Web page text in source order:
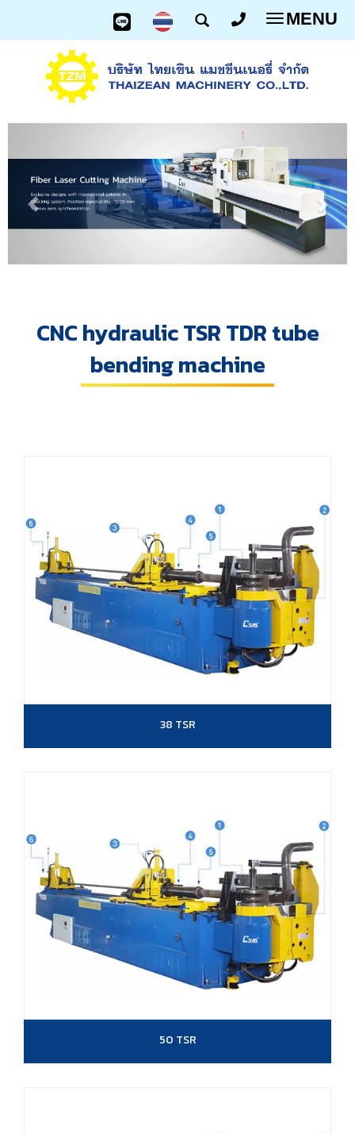
Toggle
MENU
CNC hydraulic TSR TDR tube
bending machine
38 TSR
50 TSR